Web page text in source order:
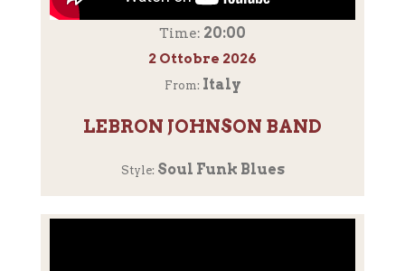
Time: 20:00
2 Ottobre 2026
From: Italy
LEBRON JOHNSON BAND
Style: Soul Funk Blues